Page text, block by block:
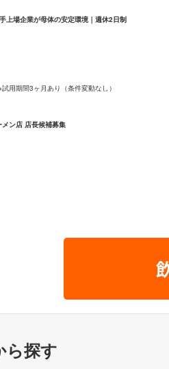
上場企業が母体の安定環境｜週休2日制
用期間3ヶ月あり（条件変動なし）
ン店 店長候補募集
ら探す